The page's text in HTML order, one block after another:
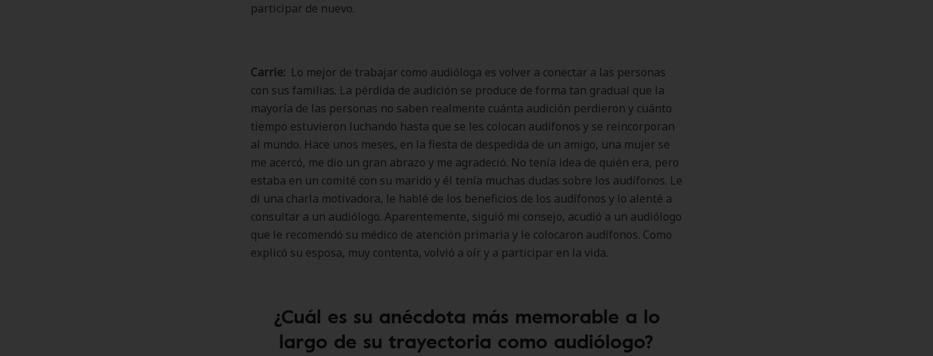
participar de nuevo.
Carrie: Lo mejor de trabajar como audióloga es volver a conectar a las personas
con sus familias. La pérdida de audición se produce de forma tan gradual que la
mayoría de las personas no saben realmente cuánta audición perdieron y cuánto
tiempo estuvieron luchando hasta que se les colocan audífonos y se reincorporan
al mundo. Hace unos meses, en la fiesta de despedida de un amigo, una mujer se
me acercó, me dio un gran abrazo y me agradeció. No tenía idea de quién era, pero
estaba en un comité con su marido y él tenía muchas dudas sobre los audífonos. Le
di una charla motivadora, le hablé de los beneficios de los audífonos y lo alenté a
consultar a un audiólogo. Aparentemente, siguió mi consejo, acudió a un audiólogo
que le recomendó su médico de atención primaria y le colocaron audífonos. Como
explicó su esposa, muy contenta, volvió a oír y a participar en la vida.
¿Cuál es su anécdota más memorable a lo
largo de su trayectoria como audiólogo?